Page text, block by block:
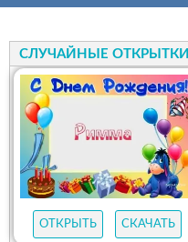
СЛУЧАЙНЫЕ ОТКРЫТКИ
ОТКРЫТЬ СКАЧАТЬ